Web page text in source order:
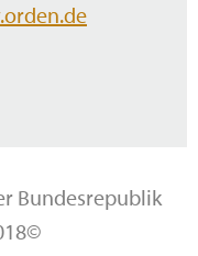
Bundesrepublik